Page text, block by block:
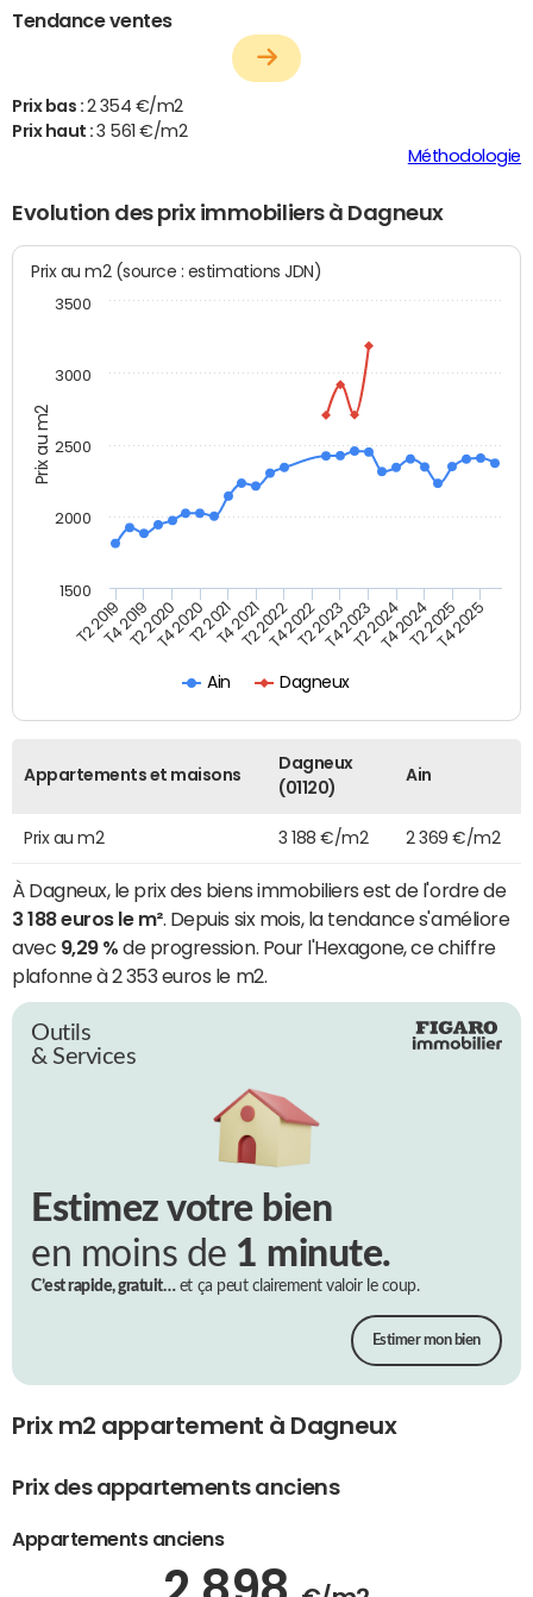
Tendance ventes
Prix bas : 2 354 €/m2
Prix haut :3 561 €/m2
Méthodologie
Evolution des prix immobiliers à Dagneux
Prix au m2
Prix au m2 (source : estimations JDN)
Ain Dagneux
T2 2019T4 2019T2 2020T4 2020T2 2021T4 2021T2 2022T4 2022T2 2023T4 2023T2 2024T4 2024T2 2025T4 2025
1500
2000
2500
3000
3500
Appartements et maisons
Dagneux
(01120)
Ain
Prix au m2 3 188 €/m2 2 369 €/m2
À Dagneux, le prix des biens immobiliers est de l'ordre de
3 188 euros le m². Depuis six mois, la tendance s'améliore
avec 9,29 % de progression. Pour l'Hexagone, ce chiffre
plafonne à 2 353 euros le m2.
Outils
& Services
Estimez votre bien
en moins de 1 minute.
C’est rapide, gratuit…et ça peut clairement valoir le coup.
Estimer mon bien
Prix m2 appartement à Dagneux
Prix des appartements anciens
Appartements anciens